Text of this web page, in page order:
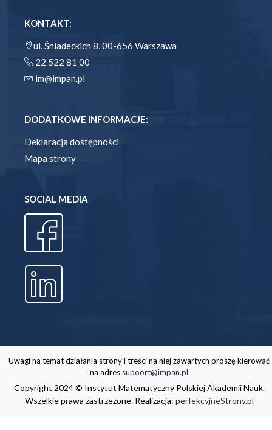
KONTAKT:
ul. Śniadeckich 8, 00-656 Warszawa
22 522 81 00
im@impan.pl
DODATKOWE INFORMACJE:
Deklaracja dostępności
Mapa strony
SOCIAL MEDIA
Uwagi na temat działania strony i treści na niej zawartych proszę kierować
na adres supoort@impan.pl
Copyright 2024 © Instytut Matematyczny Polskiej Akademii Nauk.
Wszelkie prawa zastrzeżone. Realizacja: perfekcyjneStrony.pl